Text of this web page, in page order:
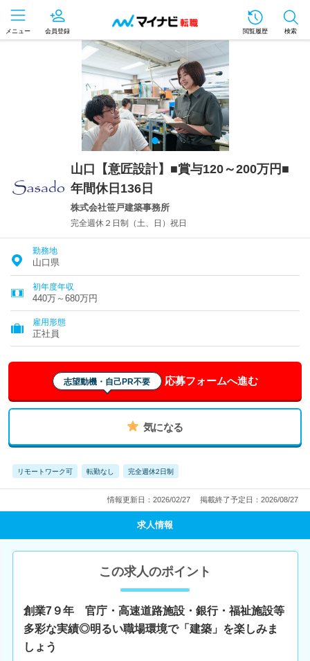
メニュー 会員登録 閲覧履歴 検索
山口【意匠設計】■賞与120～200万円■
年間休日136日
株式会社笹戸建築事務所
完全週休２日制（土、日）祝日
勤務地
山口県
初年度年収
440万～680万円
雇用形態
正社員
志望動機・自己PR不要 応募フォームへ進む
気になる
リモートワーク可 転勤なし 完全週休2日制
情報更新日：2026/02/27 掲載終了予定日：2026/08/27
求人情報
この求人のポイント
創業7９年 官庁・高速道路施設・銀行・福祉施設等
多彩な実績◎明るい職場環境で「建築」を楽しみま
しょう